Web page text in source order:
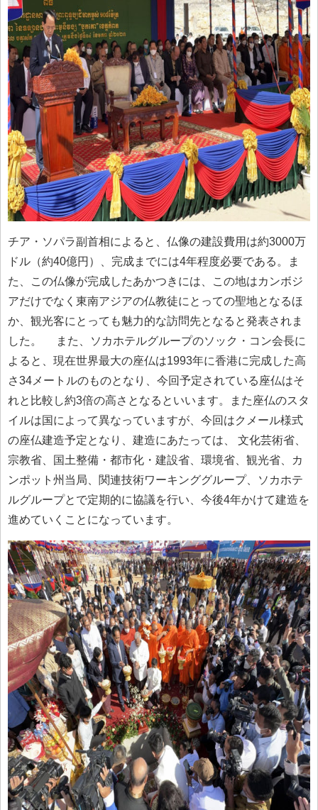
チア・ソパラ副首相によると、仏像の建設費用は約3000万
ドル（約40億円）、完成までには4年程度必要である。ま
た、この仏像が完成したあかつきには、この地はカンボジ
アだけでなく東南アジアの仏教徒にとっての聖地となるほ
か、観光客にとっても魅力的な訪問先となると発表されま
した。 また、ソカホテルグループのソック・コン会長に
よると、現在世界最大の座仏は1993年に香港に完成した高
さ34メートルのものとなり、今回予定されている座仏はそ
れと比較し約3倍の高さとなるといいます。また座仏のスタ
イルは国によって異なっていますが、今回はクメール様式
の座仏建造予定となり、建造にあたっては、 文化芸術省、
宗教省、国土整備・都市化・建設省、環境省、観光省、カ
ンポット州当局、関連技術ワーキンググループ、ソカホテ
ルグループとで定期的に協議を行い、今後4年かけて建造を
進めていくことになっています。